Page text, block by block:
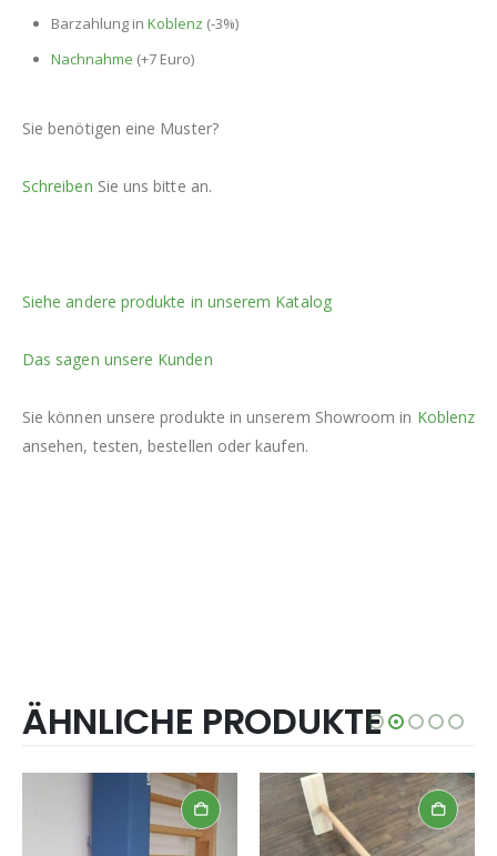
Barzahlung in Koblenz (-3%)
Nachnahme (+7 Euro)
Sie benötigen eine Muster?
Schreiben Sie uns bitte an.
Siehe andere produkte in unserem Katalog
Das sagen unsere Kunden
Sie können unsere produkte in unserem Showroom in Koblenz
ansehen, testen, bestellen oder kaufen.
ÄHNLICHE PRODUKTE